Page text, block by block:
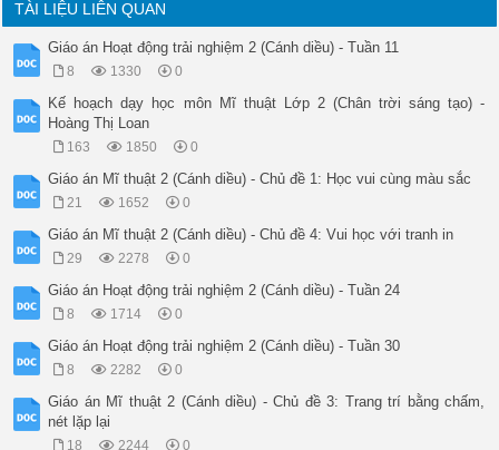
TÀI LIỆU LIÊN QUAN
Giáo án Hoạt động trải nghiệm 2 (Cánh diều) - Tuần 11
8 1330 0
Kế hoạch dạy học môn Mĩ thuật Lớp 2 (Chân trời sáng tạo) -
Hoàng Thị Loan
163 1850 0
Giáo án Mĩ thuật 2 (Cánh diều) - Chủ đề 1: Học vui cùng màu sắc
21 1652 0
Giáo án Mĩ thuật 2 (Cánh diều) - Chủ đề 4: Vui học với tranh in
29 2278 0
Giáo án Hoạt động trải nghiệm 2 (Cánh diều) - Tuần 24
8 1714 0
Giáo án Hoạt động trải nghiệm 2 (Cánh diều) - Tuần 30
8 2282 0
Giáo án Mĩ thuật 2 (Cánh diều) - Chủ đề 3: Trang trí bằng chấm,
nét lặp lại
18 2244 0